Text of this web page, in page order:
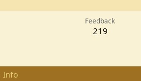
Feedback
219
Info